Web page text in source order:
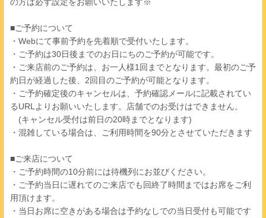
■ご予約について
・Webにて事前予約を先着順で受付いたします。
・ご予約は30日後までのお日にちのご予約が可能です。
・ご来店前のご予約は、お一人様1回までとなります。最初のご予
約日が経過した後、2回目のご予約が可能となります。
・ご予約確定後のキャンセルは、予約確認メールに記載されてい
るURLよりお願いいたします。店舗でのお受けはできません。
(キャンセル受付は前日の20時までとなります)
・混雑している場合は、ご利用時間を90分とさせていただきます
■ご来店について
・ご予約時間の10分前には待機列にお並びください。
・ご予約当日に遅れてのご来店でも回終了時間まではお席をご利
用頂けます。
・当日お席に空きがある場合は予約なしでの当日受付も可能です